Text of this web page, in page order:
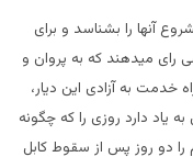
آنها را بشناسد و برای
رای میدهند که به پروان و
خدمت به آزادی این دیار،
یاد دارد روزی را که چگونه
را دو روز پس از سقوط کابل